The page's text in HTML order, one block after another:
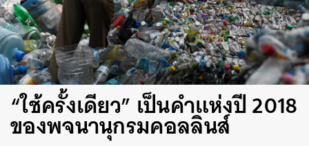
“ใช้ครั้งเดียว” เป็นคำแห่งปี 2018
ของพจนานุกรมคอลลินส์